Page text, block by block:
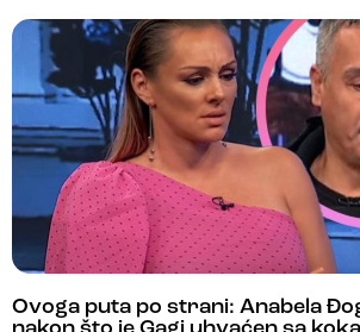
Ovoga puta po strani: Anabela